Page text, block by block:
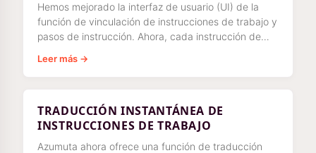
Hemos mejorado la interfaz de usuario (UI) de la
función de vinculación de instrucciones de trabajo y
pasos de instrucción. Ahora, cada instrucción de
Leer más →
TRADUCCIÓN INSTANTÁNEA DE
INSTRUCCIONES DE TRABAJO
Azumuta ahora ofrece una función de traducción